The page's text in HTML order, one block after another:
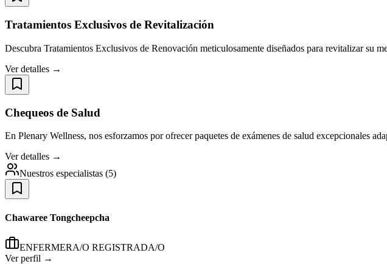
Tratamientos Exclusivos de Revitalización
Descubra Tratamientos Exclusivos de Renovación meticulosamente diseñados para revitalizar su
Ver detalles →
Chequeos de Salud
En Plenary Wellness, nos esforzamos por ofrecer paquetes de exámenes de salud excepcionales
Ver detalles →
Nuestros especialistas (5)
Chawaree Tongcheepcha
ENFERMERA/O REGISTRADA/O
Ver perfil →